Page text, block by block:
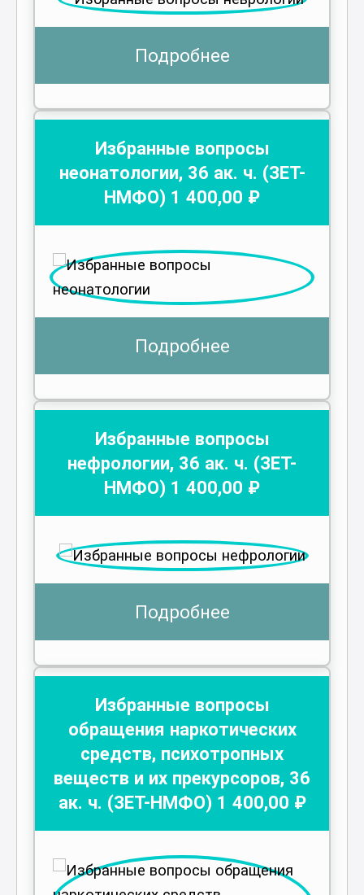
Подробнее
Избранные вопросы
неонатологии, 36 ак. ч. (ЗЕТ-
НМФО) 1 400,00 ₽
Подробнее
Избранные вопросы
нефрологии, 36 ак. ч. (ЗЕТ-
НМФО) 1 400,00 ₽
Подробнее
Избранные вопросы
обращения наркотических
средств, психотропных
веществ и их прекурсоров, 36
ак. ч. (ЗЕТ-НМФО) 1 400,00 ₽